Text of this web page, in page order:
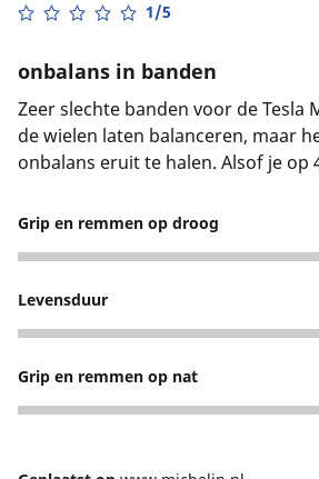
1/5
onbalans in banden
Zeer slechte banden voor de Tesla
de wielen laten balanceren, maar
onbalans eruit te halen. Alsof je op
Grip en remmen op droog
3
Levensduur
1
Grip en remmen op nat
3